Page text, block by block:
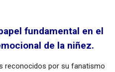
fundamental en el
de la niñez.
reconocidos por su fanatismo